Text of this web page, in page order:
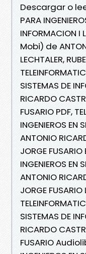
Descargar o
PARA
INFORMACION
Mobi) de
LECHTALER,
SISTEMAS DE
RICARDO
FUSARIO PDF,
INGENIEROS EN
ANTONIO
JORGE
INGENIEROS EN
ANTONIO
JORGE
SISTEMAS DE
RICARDO
FUSARIO